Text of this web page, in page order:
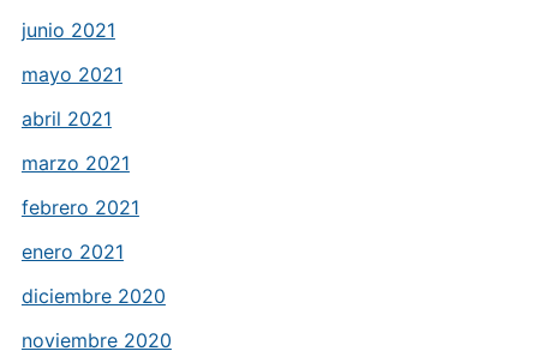
junio 2021
mayo 2021
abril 2021
marzo 2021
febrero 2021
enero 2021
diciembre 2020
noviembre 2020